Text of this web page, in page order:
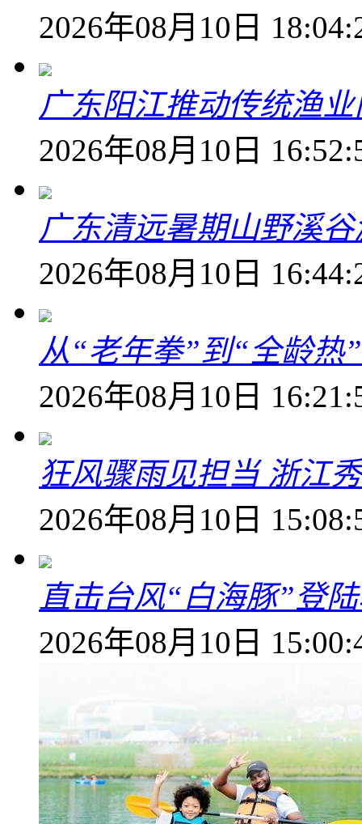
2026年08月10日
广东阳江推动传统渔
2026年08月10日
广东清远暑期山野溪
2026年08月10日
从“老年拳”到“全龄热
2026年08月10日
狂风骤雨见担当 浙江
2026年08月10日
直击台风“白海豚”登
2026年08月10日